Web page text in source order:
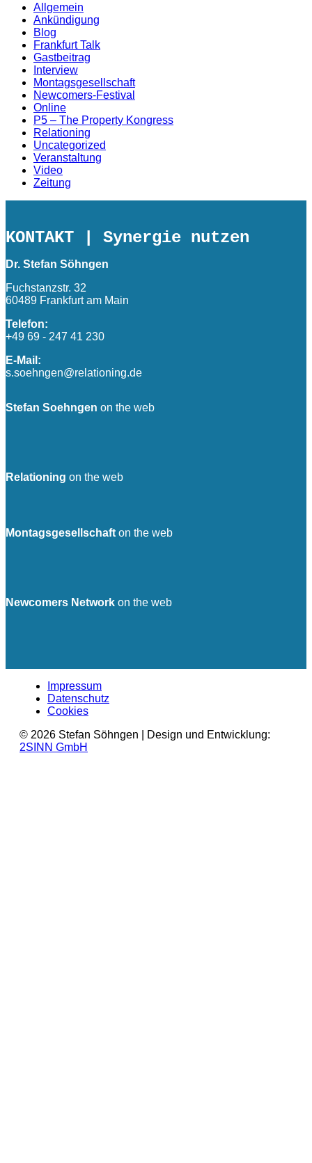
Allgemein
Ankündigung
Blog
Frankfurt Talk
Gastbeitrag
Interview
Montagsgesellschaft
Newcomers-Festival
Online
P5 – The Property Kongress
Relationing
Uncategorized
Veranstaltung
Video
Zeitung
KONTAKT | Synergie nutzen
Dr. Stefan Söhngen
Fuchstanzstr. 32
60489 Frankfurt am Main
Telefon:
+49 69 - 247 41 230
E-Mail:
s.soehngen@relationing.de
Stefan Soehngen on the web
Relationing on the web
Montagsgesellschaft on the web
Newcomers Network on the web
Impressum
Datenschutz
Cookies
© 2026 Stefan Söhngen | Design und Entwicklung:
2SINN GmbH